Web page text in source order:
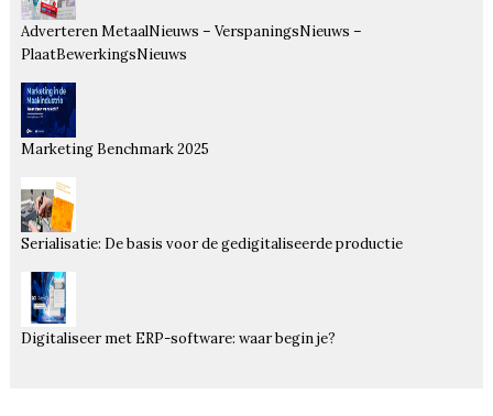
Adverteren MetaalNieuws – VerspaningsNieuws –
PlaatBewerkingsNieuws
Marketing Benchmark 2025
Serialisatie: De basis voor de gedigitaliseerde productie
Digitaliseer met ERP-software: waar begin je?